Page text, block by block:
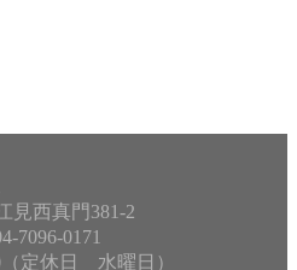
見西真門381-2
7096-0171
（定休日 水曜日）